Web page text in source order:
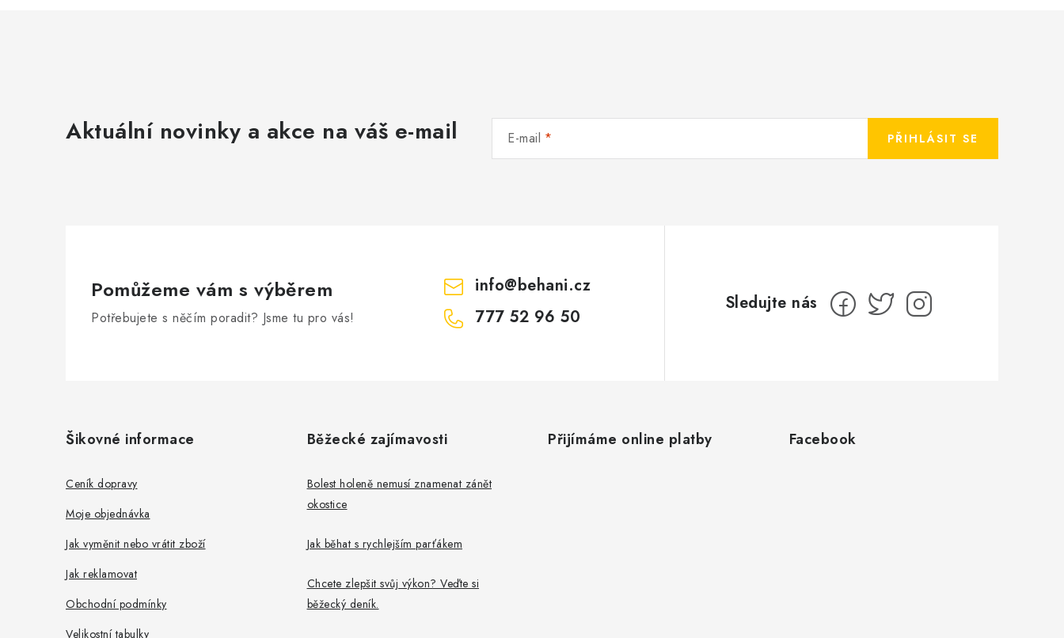
Aktuální novinky a akce na váš e-mail E-mail PŘIHLÁSIT SE
Pomůžeme vám s výběrem
Potřebujete s něčím poradit? Jsme tu pro vás!
info@behani.cz
777 52 96 50
Šikovné informace
Ceník dopravy
Moje objednávka
Jak vyměnit nebo vrátit zboží
Jak reklamovat
Obchodní podmínky
Velikostní tabulky
Běžecké zajímavosti
Bolest holeně nemusí znamenat zánět
okostice
Jak běhat s rychlejším parťákem
Chcete zlepšit svůj výkon? Veďte si
běžecký deník.
Přijímáme online platby Facebook